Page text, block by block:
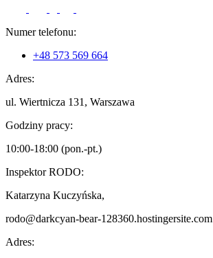
Numer telefonu:
+48 573 569 664
Adres:
ul. Wiertnicza 131, Warszawa
Godziny pracy:
10:00-18:00 (pon.-pt.)
Inspektor RODO:
Katarzyna Kuczyńska,
rodo@darkcyan-bear-128360.hostingersite.com
Adres: